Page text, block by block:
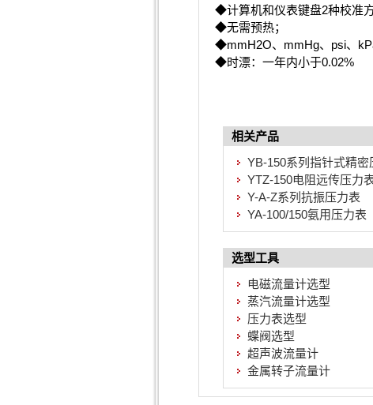
◆计算机和仪表键盘2种校准方
◆无需预热；
◆mmH2O、mmHg、psi、
◆时漂：一年内小于0.02%
相关产品
YB-150系列指针式精密
YTZ-150电阻远传压力
Y-A-Z系列抗振压力表
YA-100/150氨用压力表
选型工具
电磁流量计选型
蒸汽流量计选型
压力表选型
蝶阀选型
超声波流量计
金属转子流量计